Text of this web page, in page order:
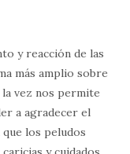
y reacción de las
más amplio sobre
la vez nos permite
a agradecer el
los peludos